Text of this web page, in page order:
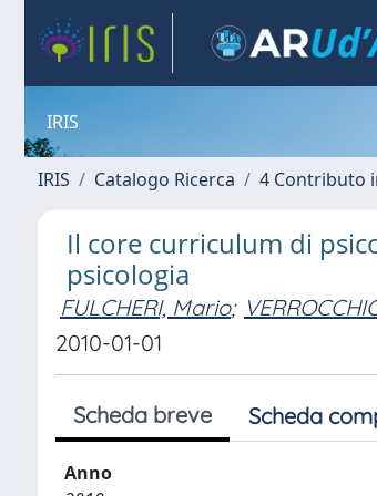
IRIS
IRIS Catalogo Ricerca 4 Contributo
Il core curriculum di
psicologia
FULCHERI, Mario;
2010-01-01
Scheda breve Scheda
Anno